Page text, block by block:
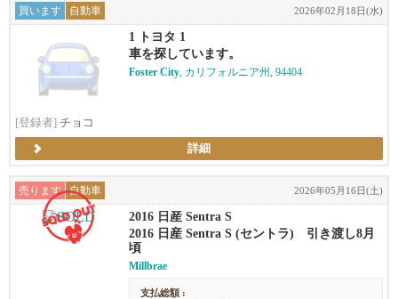
買います 自動車 2026年02月18日(水)
1 トヨタ 1
車を探しています。
Foster City, カリフォルニア州, 94404
[登録者] チョコ
詳細
売ります 自動車 2026年05月16日(土)
2016 日産 Sentra S
2016 日産 Sentra S (セントラ) 引き渡し8月
頃
Millbrae
支払総額 :